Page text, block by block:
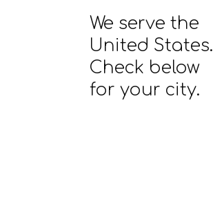
We serve the
United States.
Check below
for your city.